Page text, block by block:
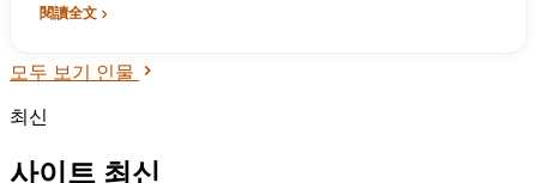
기획 착수, 2004년 4월 초연, 2024년 20주년 맞이. 2003년 국가문예
閱讀全文
모두 보기 인물
최신
사이트 최신